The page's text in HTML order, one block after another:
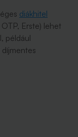
diákhitel
Erste) lehet
például